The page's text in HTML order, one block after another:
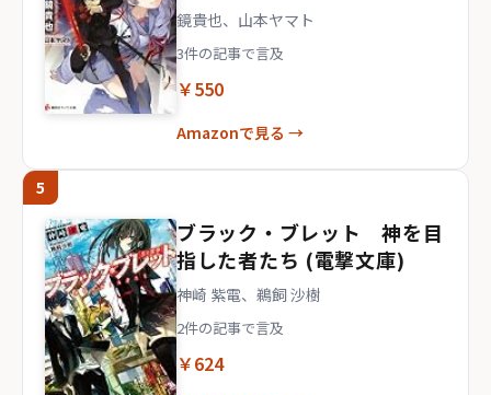
鏡貴也、山本ヤマト
3件の記事で言及
￥550
Amazonで見る →
5
ブラック・ブレット 神を目
指した者たち (電撃文庫)
神崎 紫電、鵜飼 沙樹
2件の記事で言及
￥624